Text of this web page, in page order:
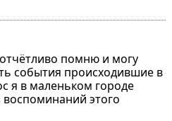
помню и могу
события происходившие в
я в маленьком городе
воспоминаний этого